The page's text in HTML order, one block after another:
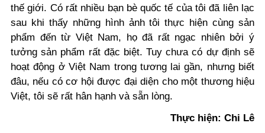
thế giới. Có rất nhiều bạn bè quốc tế của tôi đã liên lạc
sau khi thấy những hình ảnh tôi thực hiện cùng sản
phẩm đến từ Việt Nam, họ đã rất ngạc nhiên bởi ý
tưởng sản phẩm rất đặc biệt. Tuy chưa có dự định sẽ
hoạt động ở Việt Nam trong tương lai gần, nhưng biết
đâu, nếu có cơ hội được đại diện cho một thương hiệu
Việt, tôi sẽ rất hân hạnh và sẵn lòng.
Thực hiện: Chi Lê